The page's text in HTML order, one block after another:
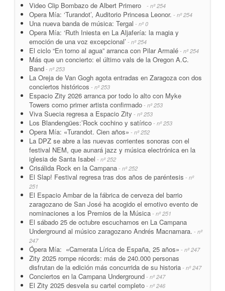
Video Clip Bombazo de Albert Primero - nº 254
Opera Mía: ‘Turandot’, Auditorio Princesa Leonor. - nº 254
Una nueva banda de música: Tergal - nº 0
Opera Mía: ‘Ruth Iniesta en La Aljafería: la magia y
emoción de una voz excepcional’ - nº 254
El ciclo “En torno al agua” arranca con Pilar Armalé - nº 254
Más que un concierto: el último vals de la Oregon A.C.
Band - nº 253
La Oreja de Van Gogh agota entradas en Zaragoza con dos
conciertos históricos - nº 253
Espacio Zity 2026 arranca por todo lo alto con Myke
Towers como primer artista confirmado - nº 253
Viva Suecia regresa a Espacio Zity - nº 253
Los Blandengües:’Rock cochino y satírico - nº 253
Opera Mía: «Turandot. Cien años» - nº 252
La DPZ se abre a las nuevas corrientes sonoras con el
festival NEM, que aunará jazz y música electrónica en la
iglesia de Santa Isabel - nº 252
Crisálida Rock en la Campana - nº 252
El Slap! Festival regresa tras dos años de paréntesis - nº
251
El Espacio Ambar de la fábrica de cerveza del barrio
zaragozano de San José ha acogido el emotivo evento de
nominaciones a los Premios de la Música - nº 251
El sábado 25 de octubre escuchamos en La Campana
Underground al músico zaragozano Andrés Macnamara. - nº
247
Ópera Mía: «Camerata Lírica de España, 25 años» - nº 247
Zity 2025 rompe récords: más de 240.000 personas
disfrutan de la edición más concurrida de su historia - nº 247
Conciertos en la Campana Underground - nº 247
El Zity 2025 desvela su cartel completo - nº 246